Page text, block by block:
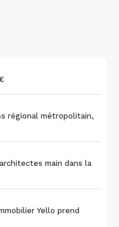
régional métropolitain,
main dans la
Yello prend